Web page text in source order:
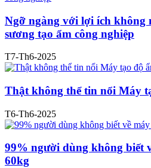
Ngỡ ngàng với lợi ích không
sương tạo ẩm công nghiệp
T7-Th6-2025
Thật không thể tin nổi Máy
T6-Th6-2025
99% người dùng không biết
60kg